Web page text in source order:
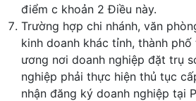
điểm c khoản 2 Điều này.
Trường hợp chi nhánh, văn
kinh doanh khác tỉnh, thành
ương nơi doanh nghiệp đặt trụ
nghiệp phải thực hiện thủ tục
nhận đăng ký doanh nghiệp tại